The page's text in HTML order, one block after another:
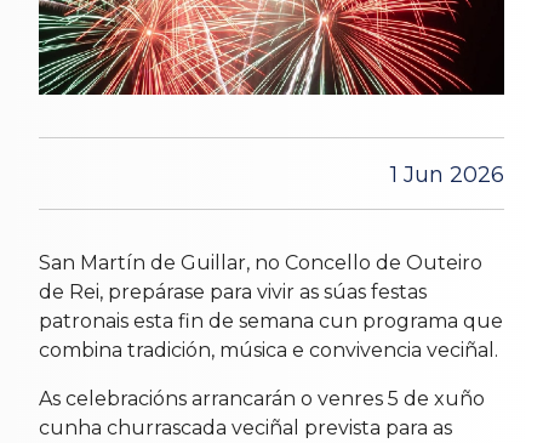
1 Jun 2026
San Martín de Guillar, no Concello de Outeiro
de Rei, prepárase para vivir as súas festas
patronais esta fin de semana cun programa que
combina tradición, música e convivencia veciñal.
As celebracións arrancarán o venres 5 de xuño
cunha churrascada veciñal prevista para as